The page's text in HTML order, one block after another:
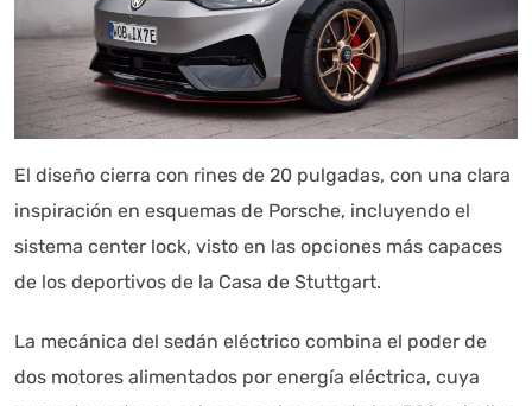
El diseño cierra con rines de 20 pulgadas, con una clara
inspiración en esquemas de Porsche, incluyendo el
sistema center lock, visto en las opciones más capaces
de los deportivos de la Casa de Stuttgart.
La mecánica del sedán eléctrico combina el poder de
dos motores alimentados por energía eléctrica, cuya